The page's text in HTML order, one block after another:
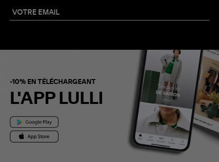
-10% EN TÉLÉCHARGEANT
L'APP LULLI